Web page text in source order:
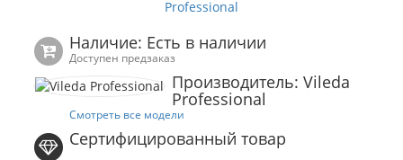
Наличие: Есть в наличии
Доступен предзаказ
Производитель: Vileda
Professional
Смотреть все модели
Сертифицированный товар